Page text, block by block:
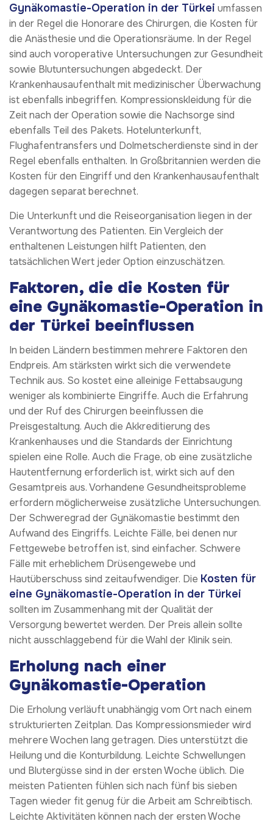
Gynäkomastie-Operation in der Türkei umfassen
in der Regel die Honorare des Chirurgen, die Kosten für
die Anästhesie und die Operationsräume. In der Regel
sind auch voroperative Untersuchungen zur Gesundheit
sowie Blutuntersuchungen abgedeckt. Der
Krankenhausaufenthalt mit medizinischer Überwachung
ist ebenfalls inbegriffen. Kompressionskleidung für die
Zeit nach der Operation sowie die Nachsorge sind
ebenfalls Teil des Pakets. Hotelunterkunft,
Flughafentransfers und Dolmetscherdienste sind in der
Regel ebenfalls enthalten. In Großbritannien werden die
Kosten für den Eingriff und den Krankenhausaufenthalt
dagegen separat berechnet.
Die Unterkunft und die Reiseorganisation liegen in der
Verantwortung des Patienten. Ein Vergleich der
enthaltenen Leistungen hilft Patienten, den
tatsächlichen Wert jeder Option einzuschätzen.
Faktoren, die die Kosten für
eine Gynäkomastie-Operation in
der Türkei beeinflussen
In beiden Ländern bestimmen mehrere Faktoren den
Endpreis. Am stärksten wirkt sich die verwendete
Technik aus. So kostet eine alleinige Fettabsaugung
weniger als kombinierte Eingriffe. Auch die Erfahrung
und der Ruf des Chirurgen beeinflussen die
Preisgestaltung. Auch die Akkreditierung des
Krankenhauses und die Standards der Einrichtung
spielen eine Rolle. Auch die Frage, ob eine zusätzliche
Hautentfernung erforderlich ist, wirkt sich auf den
Gesamtpreis aus. Vorhandene Gesundheitsprobleme
erfordern möglicherweise zusätzliche Untersuchungen.
Der Schweregrad der Gynäkomastie bestimmt den
Aufwand des Eingriffs. Leichte Fälle, bei denen nur
Fettgewebe betroffen ist, sind einfacher. Schwere
Fälle mit erheblichem Drüsengewebe und
Hautüberschuss sind zeitaufwendiger. Die Kosten für
eine Gynäkomastie-Operation in der Türkei
sollten im Zusammenhang mit der Qualität der
Versorgung bewertet werden. Der Preis allein sollte
nicht ausschlaggebend für die Wahl der Klinik sein.
Erholung nach einer
Gynäkomastie-Operation
Die Erholung verläuft unabhängig vom Ort nach einem
strukturierten Zeitplan. Das Kompressionsmieder wird
mehrere Wochen lang getragen. Dies unterstützt die
Heilung und die Konturbildung. Leichte Schwellungen
und Blutergüsse sind in der ersten Woche üblich. Die
meisten Patienten fühlen sich nach fünf bis sieben
Tagen wieder fit genug für die Arbeit am Schreibtisch.
Leichte Aktivitäten können nach der ersten Woche